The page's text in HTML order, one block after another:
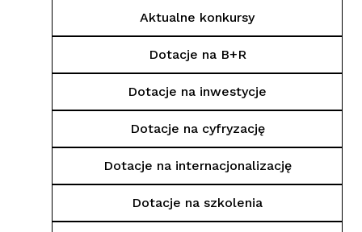
Aktualne konkursy
Dotacje na B+R
Dotacje na inwestycje
Dotacje na cyfryzację
Dotacje na internacjonalizację
Dotacje na szkolenia